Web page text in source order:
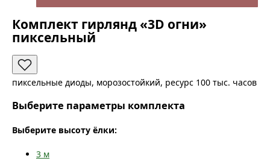
Комплект гирлянд «3D огни»
пиксельный
пиксельные диоды, морозостойкий, ресурс 100 тыс. часов
Выберите параметры комплекта
Выберите высоту ёлки:
3 м